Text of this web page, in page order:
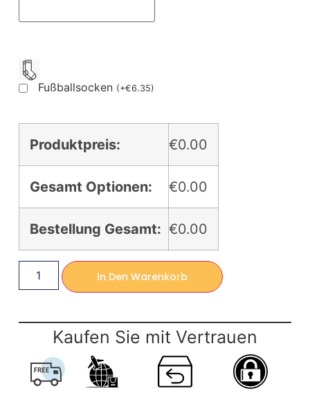
Fußballsocken (+€6.35)
Produktpreis: €0.00
Gesamt Optionen: €0.00
Bestellung Gesamt: €0.00
In Den Warenkorb
Kaufen Sie mit Vertrauen